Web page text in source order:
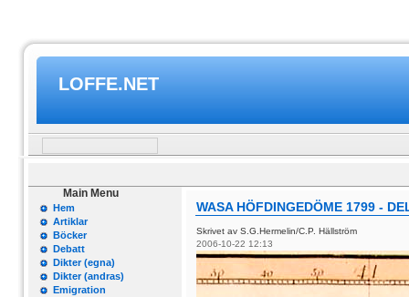
LOFFE.NET
Main Menu
Hem
Artiklar
Böcker
Debatt
Dikter (egna)
Dikter (andras)
Emigration
WASA HÖFDINGEDÖME 1799 -
Skrivet av S.G.Hermelin/C.P. Hällström
2006-10-22 12:13